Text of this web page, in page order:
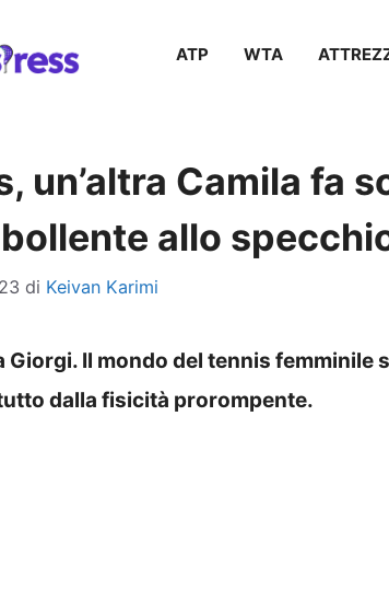
ATP WTA
un’altra Camila fa
allo
di Keivan Karimi
Giorgi. Il mondo del tennis femminile
dalla fisicità prorompente.